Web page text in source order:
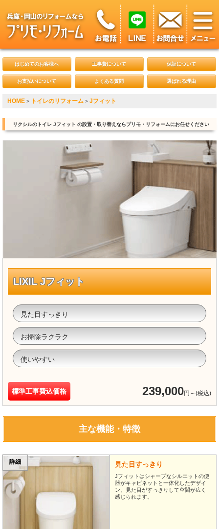
はじめてのお客様へ 工事費について 保証について
お支払いについて よくある質問 選ばれる理由
HOME > トイレのリフォーム > Jフィット
リクシルのトイレ Jフィット の設置・取り替えならプリモ・リフォームにお任せください
LIXIL Jフィット
見た目すっきり
お掃除ラクラク
使いやすい
標準工事費込価格 239,000円～(税込)
主な機能・特徴
詳細 見た目すっきり
Jフィットはシャープなシルエットの便
器がキャビネットと一体化したデザイ
ン。見た目がすっきりして空間が広く
感じられます。